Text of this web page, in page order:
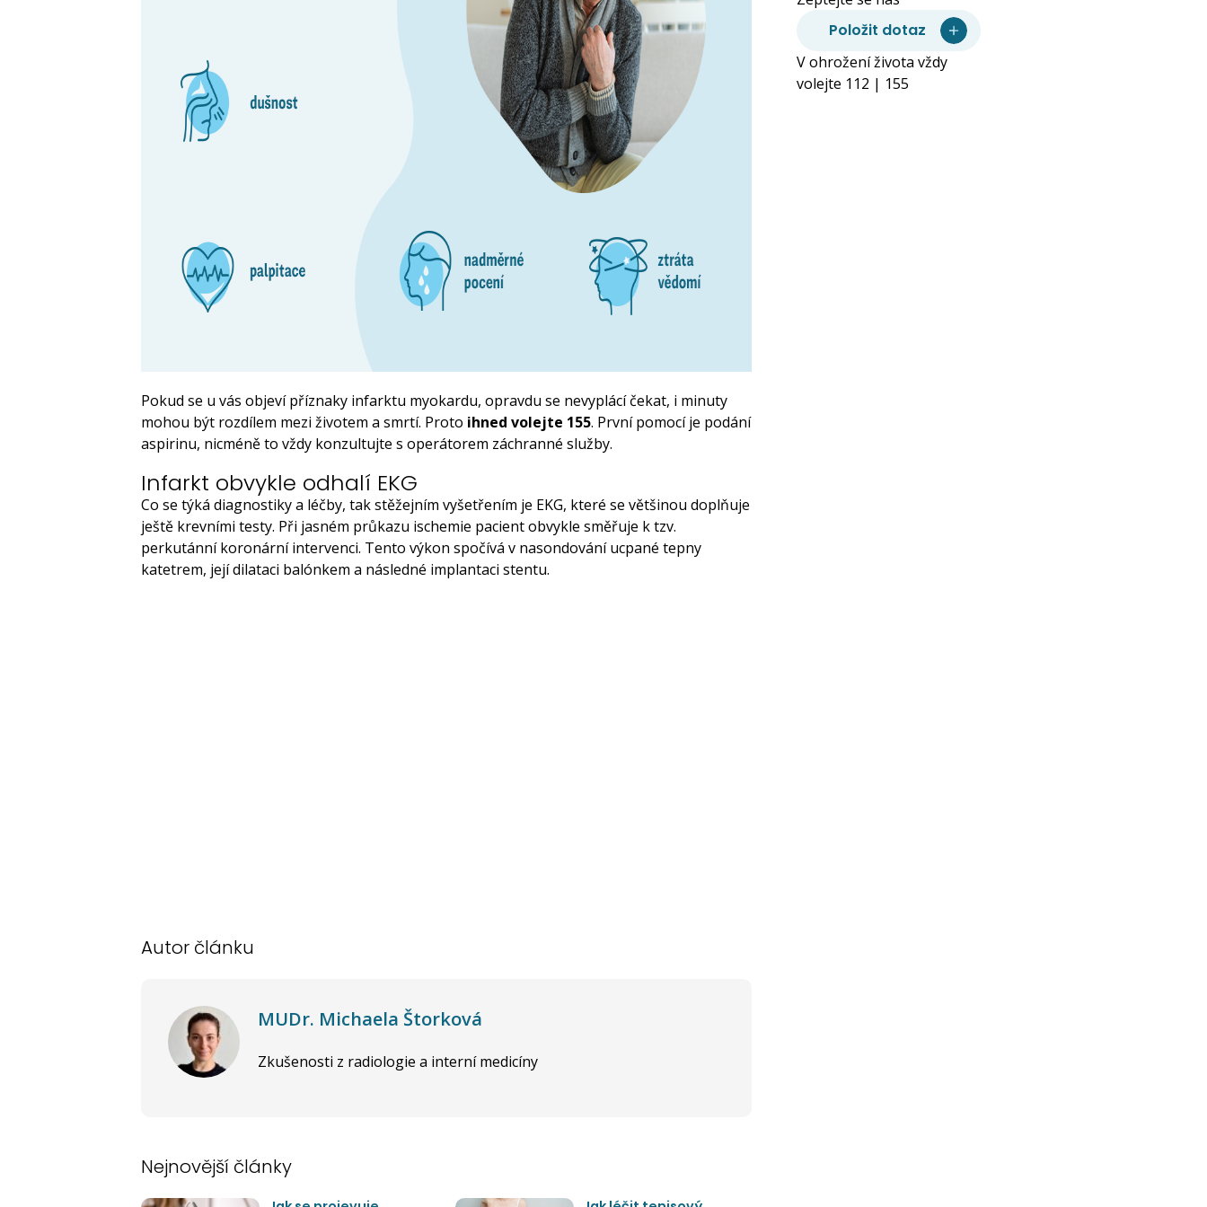
Pokud se u vás objeví příznaky infarktu myokardu, opravdu se nevyplácí čekat, i minuty
mohou být rozdílem mezi životem a smrtí. Proto ihned volejte 155. První pomocí je podání
aspirinu, nicméně to vždy konzultujte s operátorem záchranné služby.
Infarkt obvykle odhalí EKG
Co se týká diagnostiky a léčby, tak stěžejním vyšetřením je EKG, které se většinou doplňuje
ještě krevními testy. Při jasném průkazu ischemie pacient obvykle směřuje k tzv.
perkutánní koronární intervenci. Tento výkon spočívá v nasondování ucpané tepny
katetrem, její dilataci balónkem a následné implantaci stentu.
Autor článku
MUDr. Michaela Štorková
Zkušenosti z radiologie a interní medicíny
Nejnovější články
Položit dotaz
V ohrožení života vždy
volejte 112 | 155